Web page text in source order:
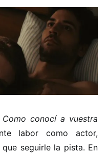
Como conocí a vuestra
labor como actor,
seguirle la pista. En